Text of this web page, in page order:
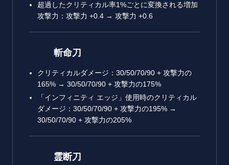
超過したクリティカル率1%ごとに変換される増加
攻撃力：攻撃力 +0.4 → 攻撃力 +0.6
斬命刀
クリティカルダメージ：30/50/70/90 + 攻撃力の
165% → 30/50/70/90 + 攻撃力の175%
「インフィニティ エッジ」使用時のクリティカル
ダメージ：30/50/70/90 + 攻撃力の195% →
30/50/70/90 + 攻撃力の205%
霊断刀